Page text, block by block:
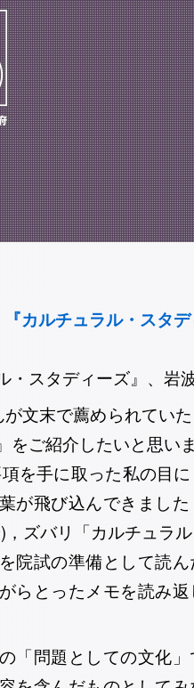
『カルチュラル・スタ
・スタディーズ』、岩
文末で薦められてい
をご紹介したいと思い
を手に取った私の目
が飛び込んできまし
ズバリ「カルチュラ
院試の準備として読
らとったメモを読み
「問題としての文化